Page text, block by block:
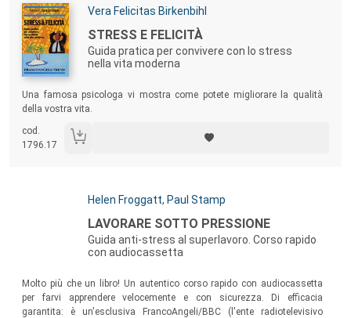
Autori:
Vera Felicitas Birkenbihl
Titolo:
STRESS E FELICITÀ
Guida pratica per convivere con lo stress
nella vita moderna
Una famosa psicologa vi mostra come potete migliorare la qualità
della vostra vita.
cod.
1796.17
Autori:
Helen Froggatt, Paul Stamp
Titolo:
LAVORARE SOTTO PRESSIONE
Guida anti-stress al superlavoro. Corso rapido
con audiocassetta
Molto più che un libro! Un autentico corso rapido con audiocassetta
per farvi apprendere velocemente e con sicurezza. Di efficacia
garantita: è un'esclusiva FrancoAngeli/BBC (l'ente radiotelevisivo